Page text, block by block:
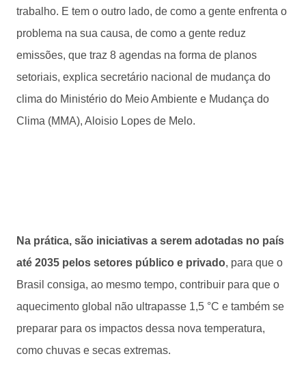
trabalho. E tem o outro lado, de como a gente enfrenta o
problema na sua causa, de como a gente reduz
emissões, que traz 8 agendas na forma de planos
setoriais, explica secretário nacional de mudança do
clima do Ministério do Meio Ambiente e Mudança do
Clima (MMA), Aloisio Lopes de Melo.
Na prática, são iniciativas a serem adotadas no país
até 2035 pelos setores público e privado, para que o
Brasil consiga, ao mesmo tempo, contribuir para que o
aquecimento global não ultrapasse 1,5 °C e também se
preparar para os impactos dessa nova temperatura,
como chuvas e secas extremas.